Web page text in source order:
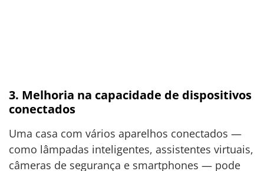
3. Melhoria na capacidade de dispositivos
conectados
Uma casa com vários aparelhos conectados —
como lâmpadas inteligentes, assistentes virtuais,
câmeras de segurança e smartphones — pode